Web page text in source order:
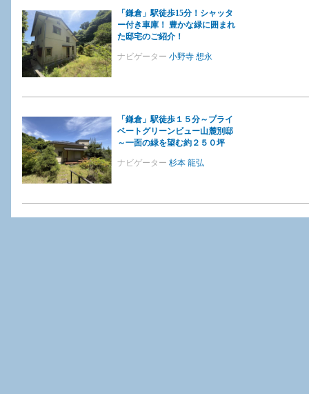
「鎌倉」駅徒歩15分！シャッタ
ー付き車庫！ 豊かな緑に囲まれ
た邸宅のご紹介！
ナビゲーター 小野寺 想永
「鎌倉」駅徒歩１５分～プライ
ベートグリーンビュー山麓別邸
～一面の緑を望む約２５０坪
ナビゲーター 杉本 龍弘